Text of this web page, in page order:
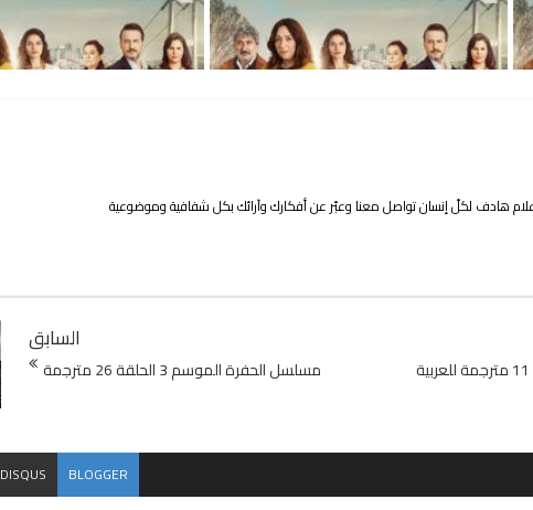
هادف لكلّ إنسان تواصل معنا وعبّر عن أفكارك وآرائك بكل شفافية وموضوعية
السابق
مسلسل الحفرة الموسم 3 الحلقة 26 مترجمة
BLOGGER
DISQUS